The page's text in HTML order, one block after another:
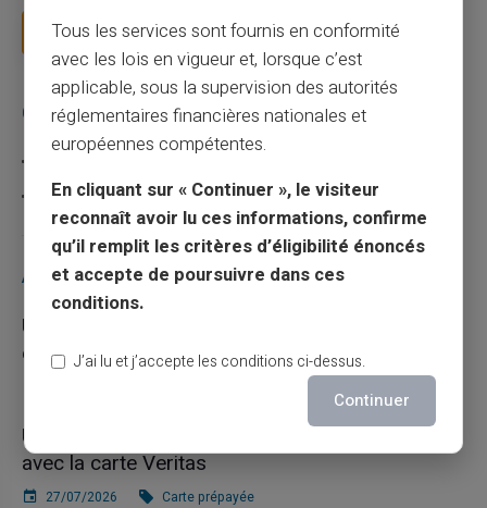
Lire la suite
Catégories
Escroquerie
Articles récents
Une carte bancaire gratuite sans compte, ça
existe ?
Utilisation responsable du paiement mobile
avec la carte Veritas
27/07/2026 Carte prépayée
Tous les services sont fournis en conformité
avec les lois en vigueur et, lorsque c’est
applicable, sous la supervision des autorités
réglementaires financières nationales et
européennes compétentes.
En cliquant sur « Continuer », le visiteur
reconnaît avoir lu ces informations, confirme
qu’il remplit les critères d’éligibilité énoncés
et accepte de poursuivre dans ces
conditions.
J’ai lu et j’accepte les conditions ci-dessus.
Continuer